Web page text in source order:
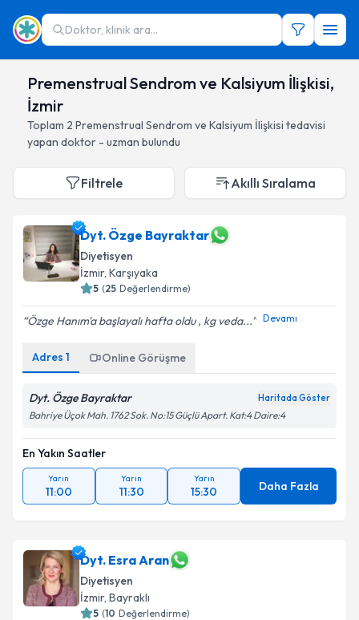
Doktor, klinik ara...
Premenstrual Sendrom ve Kalsiyum İlişkisi,
İzmir
Toplam 2 Premenstrual Sendrom ve Kalsiyum İlişkisi tedavisi
yapan doktor - uzman bulundu
Filtrele Akıllı Sıralama
Dyt. Özge Bayraktar
Diyetisyen
İzmir, Karşıyaka
5 (25 Değerlendirme)
Özge Hanım'a başlayalı hafta oldu , kg veda... Devamı
Adres 1 Online Görüşme
Dyt. Özge Bayraktar Haritada Göster
Bahriye Üçok Mah. 1762 Sok. No:15 Güçlü Apart. Kat:4 Daire:4
En Yakın Saatler
Yarın
11:00
Yarın
11:30
Yarın
15:30 Daha Fazla
Dyt. Esra Aran
Diyetisyen
İzmir, Bayraklı
5 (10 Değerlendirme)